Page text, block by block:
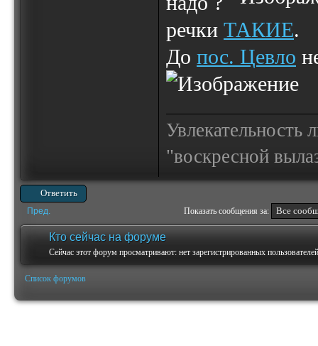
речки ТАКИЕ.
До пос. Цевло
Увлекательность
"воскресной
Ответить
Пред. Показать сообщения за:
Кто сейчас на форуме
Сейчас этот форум просматривают: нет зарегистрированных
Список форумов